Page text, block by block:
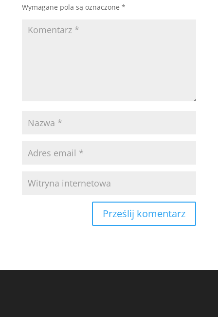
Wymagane pola są oznaczone *